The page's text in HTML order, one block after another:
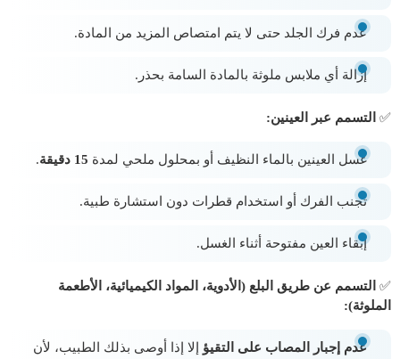
عدم فرك الجلد حتى لا يتم امتصاص المزيد من المادة.
إزالة أي ملابس ملوثة بالمادة السامة بحذر.
✅ التسمم عبر العينين:
غسل العينين بالماء النظيف أو بمحلول ملحي لمدة 15 دقيقة .
تجنب الفرك أو استخدام قطرات دون استشارة طبية.
إبقاء العين مفتوحة أثناء الغسل.
✅ التسمم عن طريق البلع (الأدوية، المواد الكيميائية، الأطعمة
الملوثة):
عدم إجبار المصاب على التقيؤ إلا إذا أوصى بذلك الطبيب، لأن